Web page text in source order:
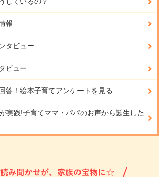
報
タビュー
ビュー
答！ 絵本子育てアンケートを見る
実践!子育てママ・パパのお声から誕生した
読み聞かせが、家族の宝物に☆